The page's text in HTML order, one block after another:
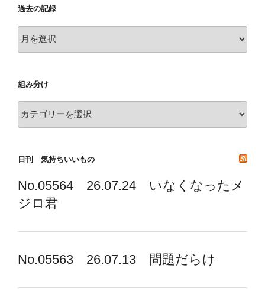
過去の記録
去
録
組み分け
み
日刊 気持ちいいもの
No.05564 26.07.24 いなくなったメ
ジロ君
No.05563 26.07.13 問題だらけ